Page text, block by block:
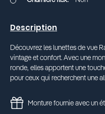
Description
Découvrez les lunettes de vue
vintage et confort. Avec une
ronde, elles apportent une
pour ceux qui recherchent une
Monture fournie avec un